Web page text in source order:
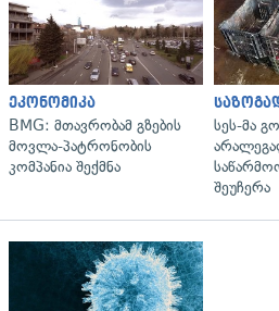
ეკონომიკა
BMG: მთავრობამ გზების
მოვლა-პატრონობის
კომპანია შექმნა
სეს-მა
შეუჩერა